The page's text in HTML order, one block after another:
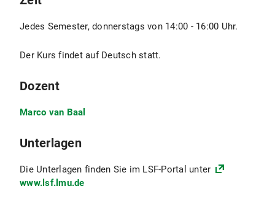
Jedes Semester, donnerstags von 14:00 - 16:00 Uhr.
Der Kurs findet auf Deutsch statt.
Dozent
Marco van Baal
Unterlagen
Die Unterlagen finden Sie im LSF-Portal unter
www.lsf.lmu.de